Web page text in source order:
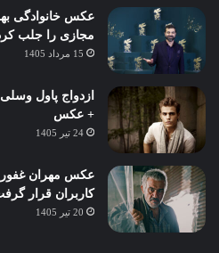
عکس خانوادگی
مجازی را جلب
15 مرداد 1405
ازدواج پاول
+ عکس
24 تیر 1405
عکس مهران
کاربران قرار
20 تیر 1405